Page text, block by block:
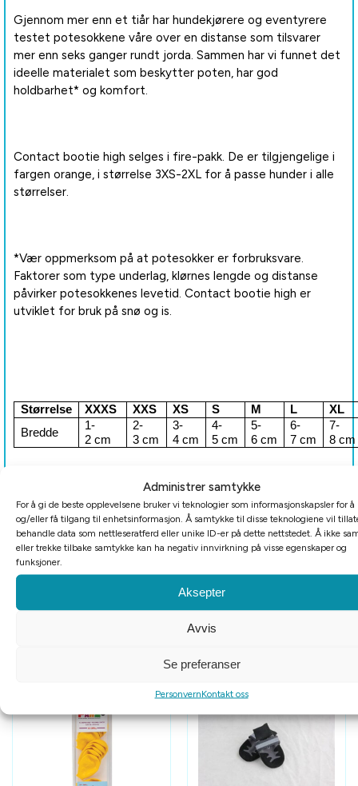
Administrer samtykke
For å gi de beste opplevelsene bruker vi teknologier som informasjonskapsler for å
og/eller få tilgang til enhetsinformasjon. Å samtykke til disse teknologiene vil
behandle data som nettleseratferd eller unike ID-er på dette nettstedet. Å ikke
eller trekke tilbake samtykke kan ha negativ innvirkning på visse egenskaper og
funksjoner.
Aksepter
Avvis
Se preferanser
PersonvernKontakt oss
Gjennom mer enn et tiår har hundekjørere og eventyrere
testet potesokkene våre over en distanse som tilsvarer
mer enn seks ganger rundt jorda. Sammen har vi funnet det
ideelle materialet som beskytter poten, har god
holdbarhet* og komfort.
Contact bootie high selges i fire-pakk. De er tilgjengelige i
fargen orange, i størrelse 3XS-2XL for å passe hunder i alle
størrelser.
*Vær oppmerksom på at potesokker er forbruksvare.
Faktorer som type underlag, klørnes lengde og distanse
påvirker potesokkenes levetid. Contact bootie high er
utviklet for bruk på snø og is.
Størrelse XXXS XXS XS S M L
XL
Bredde
1-
2 cm
2-
3 cm
3-
4 cm
4-
5 cm
5-
6 cm
6-
7 cm
7-
8 cm
Tilleggsinformasjon